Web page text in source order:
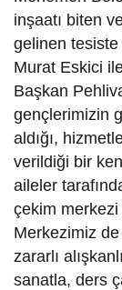
inşaatı biten
gelinen
Murat Eskici
Başkan
gençlerimizin
aldığı,
verildiği bir
aileler
çekim merkezi
Merkezimiz de
zararlı
sanatla, ders